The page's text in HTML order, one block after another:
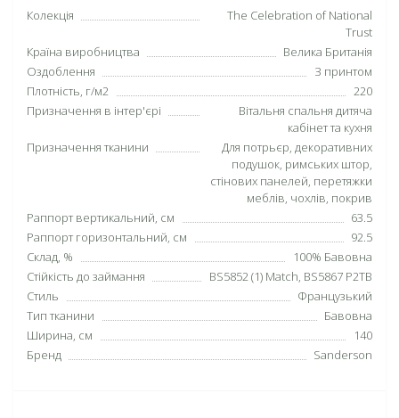
Колекція
The Celebration of National
Trust
Країна виробництва
Велика Британія
Оздоблення
З принтом
Плотність, г/м2
220
Призначення в інтер'єрі
Вітальня спальня дитяча
кабінет та кухня
Призначення тканини
Для потрьєр, декоративних
подушок, римських штор,
стінових панелей, перетяжки
меблів, чохлів, покрив
Раппорт вертикальний, см
63.5
Раппорт горизонтальний, см
92.5
Склад, %
100% Бавовна
Стійкість до займання
BS5852 (1) Match, BS5867 P2TB
Стиль
Французький
Тип тканини
Бавовна
Ширина, см
140
Бренд
Sanderson